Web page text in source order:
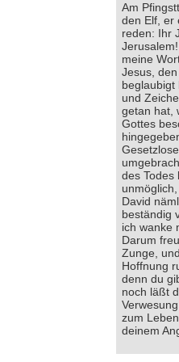
Am
den Elf, er
reden: Ihr
meine
Jesus,
beglaubigt
und
getan hat,
Gottes
des Todes
David
beständig
ich wanke
Darum
Zunge,
Hoffnung
denn du
noch läßt
zum
deinem